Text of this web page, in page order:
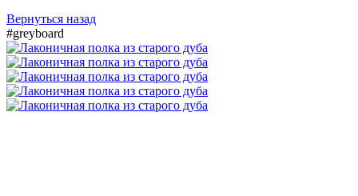
Вернуться назад
#greyboard